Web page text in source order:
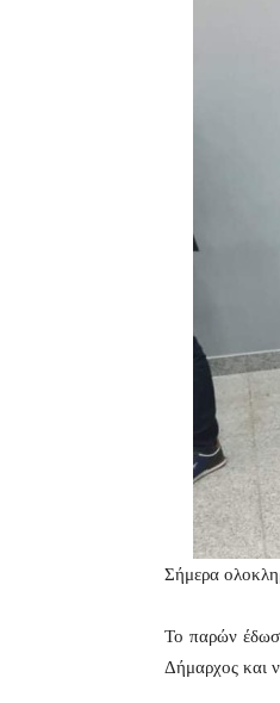
Σήμερα
Το παρών
Δήμαρχος και